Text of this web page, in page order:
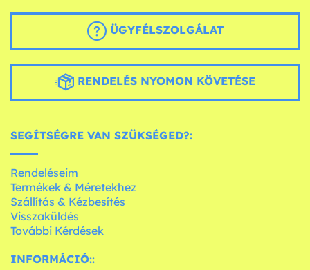
ÜGYFÉLSZOLGÁLAT
RENDELÉS NYOMON KÖVETÉSE
SEGÍTSÉGRE VAN SZÜKSÉGED?:
Rendeléseim
Termékek & Méretekhez
Szállítás & Kézbesítés
Visszaküldés
További Kérdések
INFORMÁCIÓ::